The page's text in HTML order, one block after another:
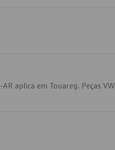
aplica em Touareg. Peças VW